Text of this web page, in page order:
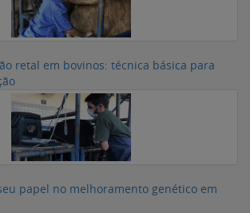
retal em bovinos: técnica básica para
papel no melhoramento genético em